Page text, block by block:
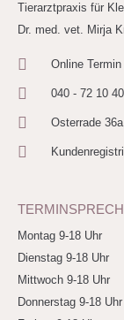
Tierarztpraxis für
Dr. med. vet. Mirja
Online Termin
040 - 72 10
Osterrade
Montag 9-18 Uhr
Dienstag 9-18 Uhr
Mittwoch 9-18 Uhr
Donnerstag 9-18 Uhr